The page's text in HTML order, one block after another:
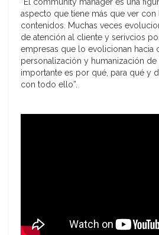
aspecto que tiene más que ver
contenidos. Muchas veces
de atención al cliente y serivcios
empresas que lo evolicionan hacia
personalización y humanización de
importante es por qué, para qué y
con todo ello”.